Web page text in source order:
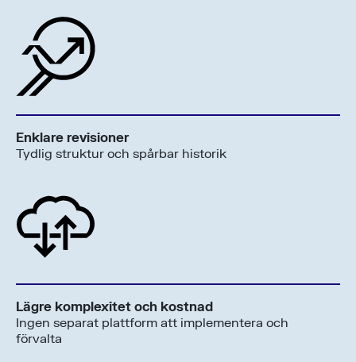
Enklare revisioner
Tydlig struktur och spårbar historik
Lägre komplexitet och kostnad
Ingen separat plattform att implementera och
förvalta